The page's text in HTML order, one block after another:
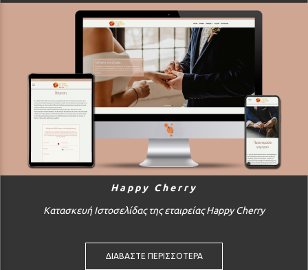
Happy Cherry
Κατασκευή Ιστοσελίδας της εταιρείας Happy Cherry
ΔΙΑΒΑΣΤΕ ΠΕΡΙΣΣΟΤΕΡΑ